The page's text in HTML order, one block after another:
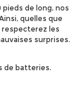
de long, nos
quelles que
respecterez les
surprises.
de batteries.